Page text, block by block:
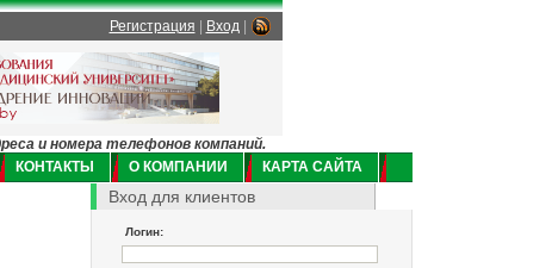
Регистрация Вход|
и номера телефонов компаний.
КОНТАКТЫ О КОМПАНИИ КАРТА САЙТА
Вход для клиентов
Логин: